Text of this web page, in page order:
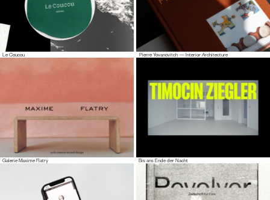
Le Coucou Pierre Yovanovitch — Interior Architecture
Galerie Maxime Flatry Bis ans Ende der Nacht